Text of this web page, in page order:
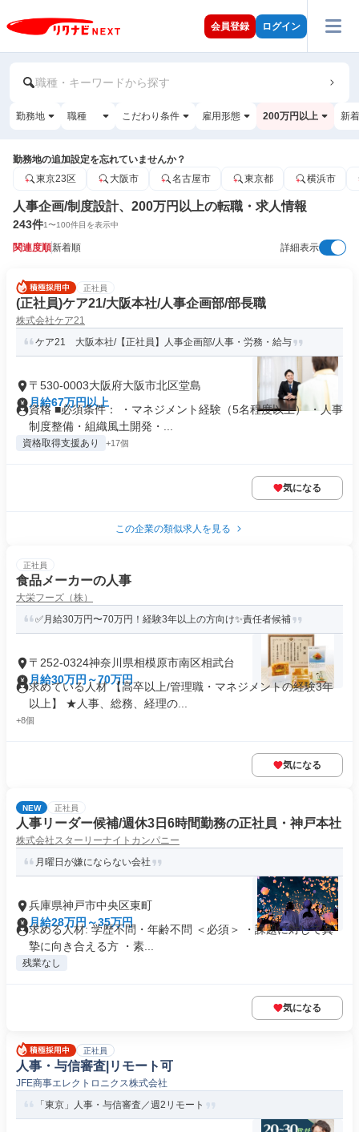
会員登録 ログイン
職種・キーワードから探す
勤務地 職種 こだわり条件 雇用形態 200万円以上 新
勤務地の追加設定を忘れていませんか？
東京23区
大阪市 名古屋市 東京都 横浜市
人事企画/制度設計、200万円以上の転職・求人情報
243件1〜100件目を表示中
関連度順新着順 詳細表示
正社員
(正社員)ケア21/大阪本社/人事企画部/部長職
株式会社ケア21
ケア21 大阪本社/【正社員】人事企画部/人事・労務・給与
〒530-0003大阪府大阪市北区堂島
月給67万円以上
資格 ■必須条件： ・マネジメント経験（5名程度以上） ・人事
制度整備・組織風土開発・...
資格取得支援あり +17個
気になる
この企業の類似求人を見る
正社員
食品メーカーの人事
大栄フーズ（株）
✅月給30万円〜70万円！経験3年以上の方向け✨責任者候補
〒252-0324神奈川県相模原市南区相武台
月給30万円～70万円
求めている人材 【高卒以上/管理職・マネジメントの経験3年
以上】 ★人事、総務、経理の...
+8個
気になる
NEW 正社員
人事リーダー候補/週休3日6時間勤務の正社員・神戸本社
株式会社スターリーナイトカンパニー
月曜日が嫌にならない会社
兵庫県神戸市中央区東町
月給28万円～35万円
求める人材: 学歴不問・年齢不問 ＜必須＞ ・課題に対して真
摯に向き合える方 ・素...
残業なし
気になる
正社員
人事・与信審査|リモート可
JFE商事エレクトロニクス株式会社
「東京」人事・与信審査／週2リモート